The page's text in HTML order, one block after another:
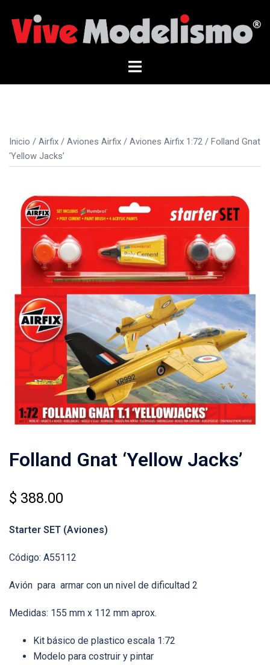
contenido
Alternar
Inicio / Airfix / Aviones Airfix / Aviones Airfix 1:72 / Folland Gnat
‘Yellow Jacks’
Folland Gnat ‘Yellow Jacks’
$ 388.00
Starter SET (Aviones)
Código: A55112
Avión para armar con un nivel de dificultad 2
Medidas: 155 mm x 112 mm aprox.
Kit básico de plastico escala 1:72
Modelo para costruir y pintar